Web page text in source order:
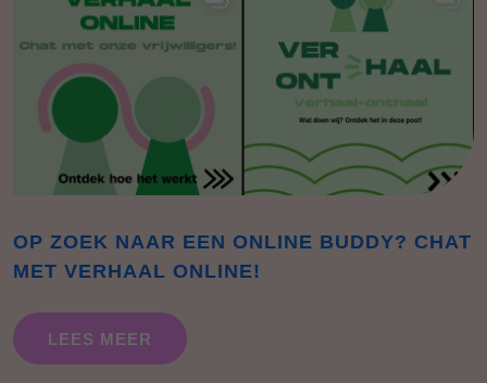
OP ZOEK NAAR EEN ONLINE BUDDY? CHAT
MET VERHAAL ONLINE!
LEES MEER